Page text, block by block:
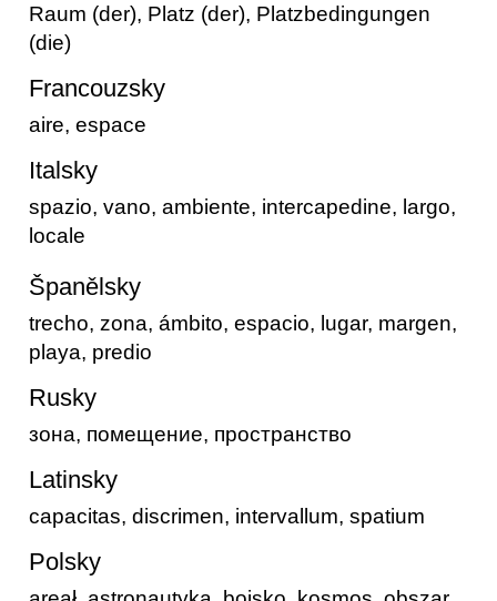
Raum (der), Platz (der), Platzbedingungen
(die)
Francouzsky
aire, espace
Italsky
spazio, vano, ambiente, intercapedine, largo,
locale
Španělsky
trecho, zona, ámbito, espacio, lugar, margen,
playa, predio
Rusky
зона, помещение, пространство
Latinsky
capacitas, discrimen, intervallum, spatium
Polsky